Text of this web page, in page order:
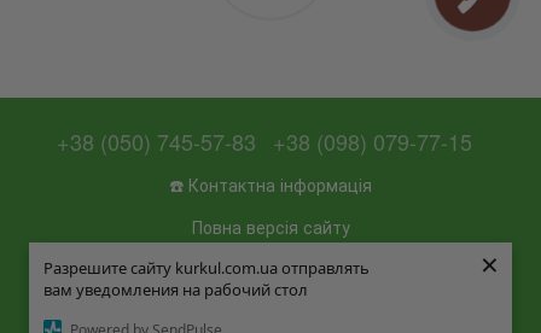
Разрешите сайту kurkul.com.ua отправлять
вам уведомления на рабочий стол
×
Разрешите сайту kurkul.com.ua отправлять
вам уведомления на рабочий стол
×
+38 (050) 745-57-83 +38 (098) 079-77-15
☎️ Контактна інформація
Повна версія сайту
📜 Мапа сайту